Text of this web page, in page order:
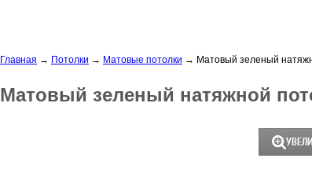
Главная → Потолки → Матовые потолки → Матовый зеленый
Матовый зеленый натяжной